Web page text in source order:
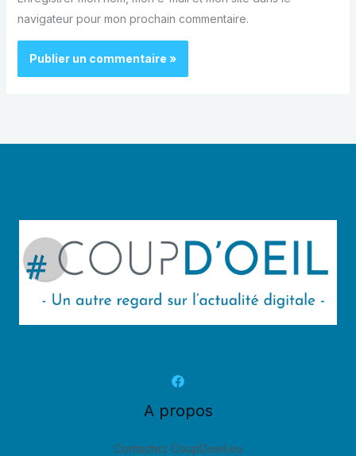
navigateur pour mon prochain commentaire.
A propos
Contactez CoupDoeil.eu